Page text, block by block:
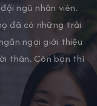
ngũ nhân viên.
đã có những trải
ngại giới thiệu
thân. Còn bạn thì